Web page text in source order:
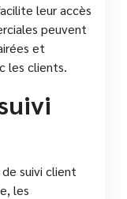
leur accès
peuvent
et
les clients.
suivi client
les